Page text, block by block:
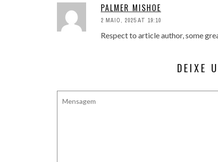
PALMER MISHOE
2 MAIO, 2025 AT 19:10
Respect to article author, some
DEIXE